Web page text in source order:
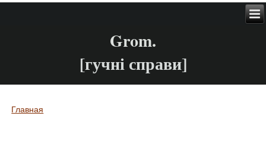
Grom.
[гучні справи]
Вы здесь
Главная